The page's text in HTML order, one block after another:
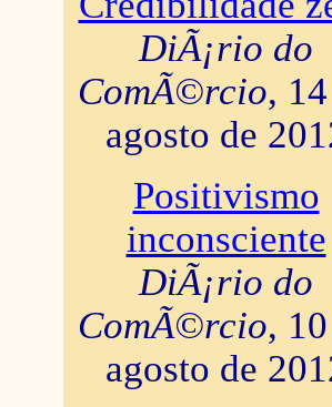
DiÃ¡rio do
ComÃ©rcio,
agosto de
Positivismo
inconsciente
DiÃ¡rio do
ComÃ©rcio,
agosto de